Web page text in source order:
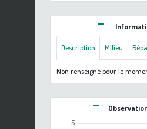
Description Milieu
Non renseigné pour le